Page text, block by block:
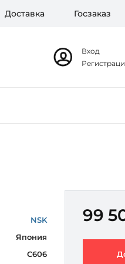
Доставка Госзаказ
Вход
NSK
Япония
C606
99